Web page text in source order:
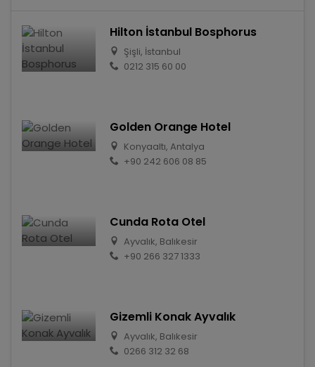
Hilton İstanbul Bosphorus
Şişli, İstanbul
0212 315 60 00
Golden Orange Hotel
Konyaaltı, Antalya
+90 242 606 08 85
Cunda Rota Otel
Ayvalık, Balıkesir
+90 266 327 1333
Gizemli Konak Ayvalık
Ayvalık, Balıkesir
0266 312 32 68